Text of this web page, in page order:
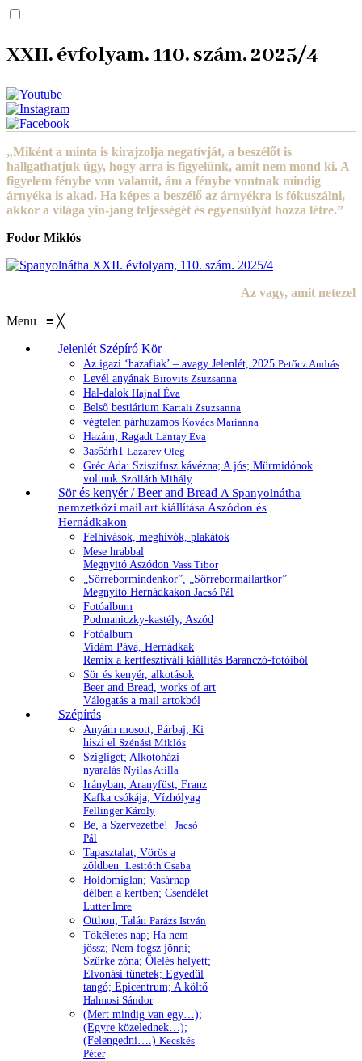
XXII. évfolyam. 110. szám. 2025/4
„Miként a minta is kirajzolja negatívját, a beszélőt is
hallgathatjuk úgy, hogy arra is figyelünk, amit nem mond ki. A
figyelem fénybe von valamit, ám a fénybe vontnak mindig
árnyéka is akad. Ha képes a beszélő az árnyékra is fókuszálni,
akkor a világa yin-jang teljességét és egyensúlyát hozza létre.”
Fodor Miklós
Az vagy, amit netezel
Menu ≡ ╳
Jelenlét Szépíró Kör
Az igazi ‘hazafiak’ – avagy Jelenlét, 2025 Petőcz András
Levél anyának Birovits Zsuzsanna
Hal-dalok Hajnal Éva
Belső bestiárium Kartali Zsuzsanna
végtelen párhuzamos Kovács Marianna
Hazám; Ragadt Lantay Éva
3as6árh1 Lazarev Oleg
Gréc Ada: Sziszifusz kávézna; A jós; Mürmidónok
voltunk Szolláth Mihály
Sör és kenyér / Beer and Bread A Spanyolnátha
nemzetközi mail art kiállítása Aszódon és
Hernádkakon
Felhívások, meghívók, plakátok
Mese hrabbal
Megnyitó Aszódon Vass Tibor
„Sörrebormindenkor”, „Sörrebormailartkor”
Megnyitó Hernádkakon Jacsó Pál
Fotóalbum
Podmaniczky-kastély, Aszód
Fotóalbum
Vidám Páva, Hernádkak
Remix a kertfesztiváli kiállítás Baranczó-fotóiból
Sör és kenyér, alkotások
Beer and Bread, works of art
Válogatás a mail artokból
Szépírás
Anyám mosott; Párbaj; Ki
hiszi el Szénási Miklós
Szigliget; Alkotóházi
nyaralás Nyilas Atilla
Irányban; Aranyfüst; Franz
Kafka csókája; Vízhólyag
Fellinger Károly
Be, a Szervezetbe! Jacsó
Pál
Tapasztalat; Vörös a
zöldben Lesitóth Csaba
Holdomiglan; Vasárnap
délben a kertben; Csendélet
Lutter Imre
Otthon; Talán Parázs István
Tökéletes nap; Ha nem
jössz; Nem fogsz jönni;
Szürke zóna; Ölelés helyett;
Elvonási tünetek; Egyedül
tangó; Epicentrum; A költő
Halmosi Sándor
(Mert mindig van egy…);
(Egyre közelednek…);
(Felengedni….) Kecskés
Péter